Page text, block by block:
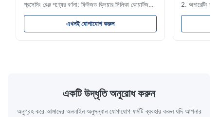
প্রসেসিং রেঞ্জ পণ্যের বর্ণনা: ফিউজড ক্লিয়ার সিলিকা কোয়ার্টজ
গ্লাস প্লেটটি উচ্চ তাপের শক স্থিতিশীলতা এবং উচ্চ সংক্রমণ সহ
উচ্চ বিশুদ্ধতা কোয়ার্টজ বালি দিয়ে তৈরি।এটি বৈদ্যুতিন আলো /
লেজার / লেন্স / অপটিক্যাল উপকরণ / উচ্চ তাপমাত্রার উইন্ডোতে
এখনই যোগাযোগ করুন
2. অপারেটিং
এবং রাসায়নিক
করা যেতে
একটি উদ্ধৃতি অনুরোধ করুন
অনুগ্রহ করে আমাদের অনলাইন অনুসন্ধান যোগাযোগ ফর্মটি ব্যবহার করুন যদি আপনার